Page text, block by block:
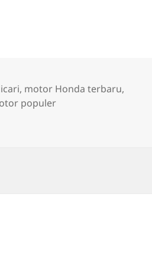
, motor Honda terbaru,
populer
Dicari Tahun Ini: Honda,